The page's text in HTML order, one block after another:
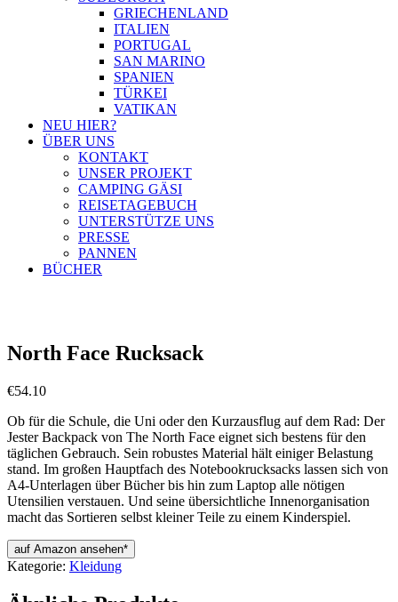
GRIECHENLAND
ITALIEN
PORTUGAL
SAN MARINO
SPANIEN
TÜRKEI
VATIKAN
NEU HIER?
ÜBER UNS
KONTAKT
UNSER PROJEKT
CAMPING GÄSI
REISETAGEBUCH
UNTERSTÜTZE UNS
PRESSE
PANNEN
BÜCHER
North Face Rucksack
€54.10
Ob für die Schule, die Uni oder den Kurzausflug auf dem Rad: Der
Jester Backpack von The North Face eignet sich bestens für den
täglichen Gebrauch. Sein robustes Material hält einiger Belastung
stand. Im großen Hauptfach des Notebookrucksacks lassen sich von
A4-Unterlagen über Bücher bis hin zum Laptop alle nötigen
Utensilien verstauen. Und seine übersichtliche Innenorganisation
macht das Sortieren selbst kleiner Teile zu einem Kinderspiel.
auf Amazon ansehen*
Kategorie: Kleidung